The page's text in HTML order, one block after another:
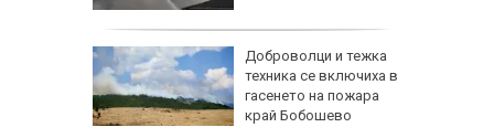
Доброволци и тежка
техника се включиха в
гасенето на пожара
край Бобошево